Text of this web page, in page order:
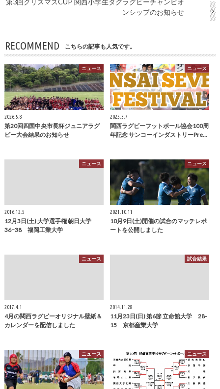
ンシップのお知らせ
RECOMMEND こちらの記事も人気です。
ニュース
2026.5.8
第20回四国中央市長杯ジュニアラグ
ビー大会結果のお知らせ
ニュース
2025.3.7
関西ラグビーフットボール協会100周
年記念 サンコーインダストリーPre…
ニュース
2016.12.5
12月3日(土) 大学選手権 朝日大学
36−38 福岡工業大学
ニュース
2021.10.11
10月9日(土)開催の試合のマッチレポ
ートを公開しました
ニュース
2017.4.1
4月の関西ラグビーオリジナル壁紙＆
カレンダーを配信しました
試合結果
2014.11.28
11月23日(日) 第6節 立命館大学 28-
15 京都産業大学
ニュース ニュース